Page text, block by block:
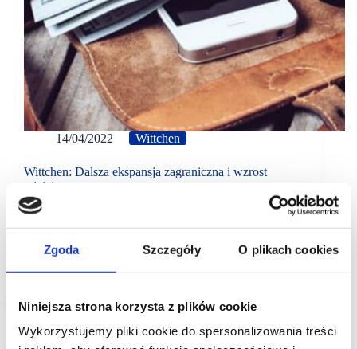
Zgoda Szczegóły O plikach cookies
Niniejsza strona korzysta z plików cookie
Wykorzystujemy pliki cookie do spersonalizowania treści
14/04/2022 Wittchen
Wittchen: Dalsza ekspansja zagraniczna i wzrost
udziału e-commerce
Grupa Wittchen planuje w 2022 r. dalszą ekspansję
zagraniczną oraz kontynuację zwiększenia udziału
sprzedaży w kanale sprzedaży internetowej –
poinformował w liście do akcjonariuszy prezes
Jędrzej Wittchen. W tym roku Wittchen planuje…